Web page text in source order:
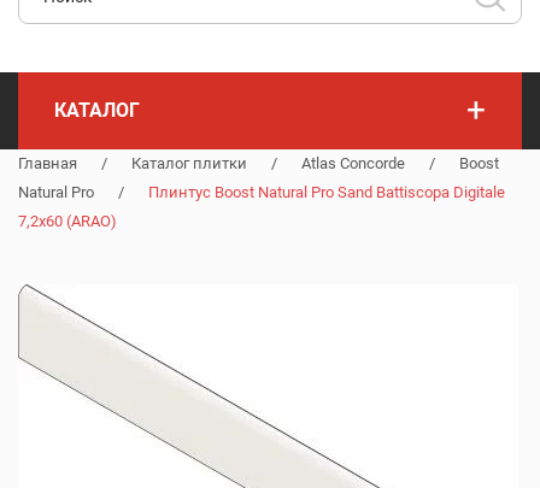
КАТАЛОГ +
Главная / Каталог плитки / Atlas Concorde /
Boost
Natural Pro
/
Плинтус Boost Natural Pro Sand Battiscopa Digitale
7,2x60 (ARAO)